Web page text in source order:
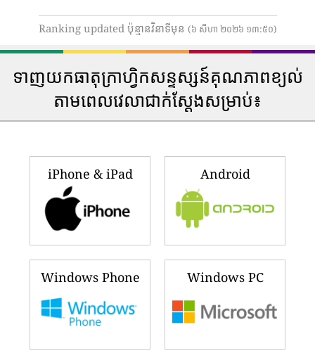
Ranking updated ប៉ុន្មានវិនាទីមុន (៦ សីហា ២០២៦ ១៣:៥០)
ទាញយកធាតុក្រាហ្វិកសន្ទស្សន៍គុណភាពខ្យល់
តាមពេលវេលាជាក់ស្តែងសម្រាប់៖
iPhone & iPad Android
Windows Phone Windows PC